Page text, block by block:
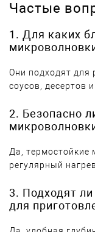
Частые
1. Для каких
Они подходят для
соусов, десертов
2. Безопасно
Да,
регулярный
3. Подходят
для